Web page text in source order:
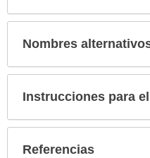
Nombres
Instrucciones para
Referencias